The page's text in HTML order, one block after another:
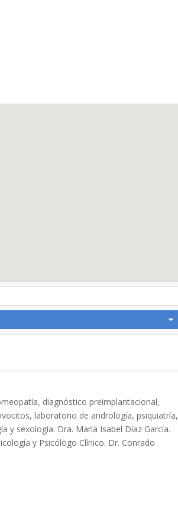
diagnóstico preimplantacional,
laboratorio de andrología, psiquiatría,
y sexología. Dra. María Isabel Díaz García.
y Psicólogo Clínico. Dr. Conrado